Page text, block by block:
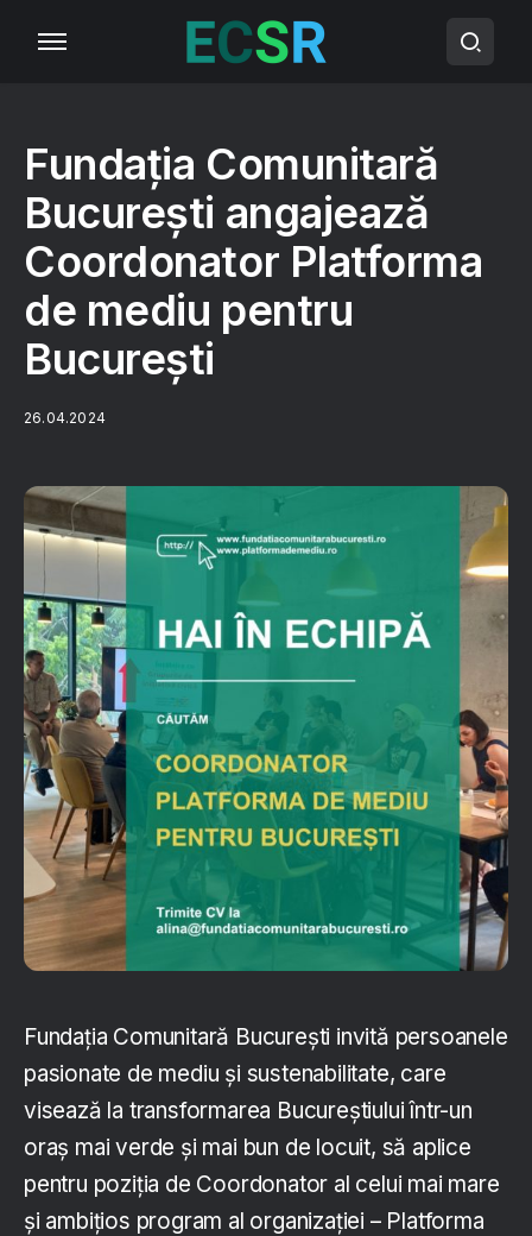
Fundația Comunitară
București angajează
Coordonator Platforma
de mediu pentru
București
26.04.2024
Fundația Comunitară București invită persoanele
pasionate de mediu și sustenabilitate, care
visează la transformarea Bucureștiului într-un
oraș mai verde și mai bun de locuit, să aplice
pentru poziția de Coordonator al celui mai mare
și ambițios program al organizației – Platforma